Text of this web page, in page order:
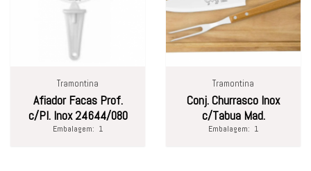
Tramontina
Afiador Facas Prof.
c/Pl. Inox 24644/080
Embalagem: 1
Tramontina
Conj. Churrasco Inox
c/Tabua Mad.
Embalagem: 1